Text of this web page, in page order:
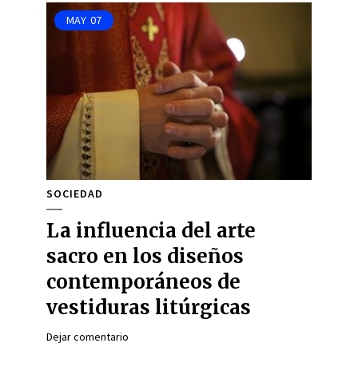
MAY 07
SOCIEDAD
La influencia del arte
sacro en los diseños
contemporáneos de
vestiduras litúrgicas
Dejar comentario